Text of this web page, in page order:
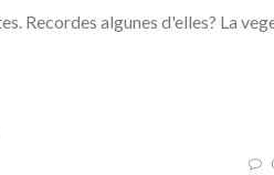
Recordes algunes d'elles? La